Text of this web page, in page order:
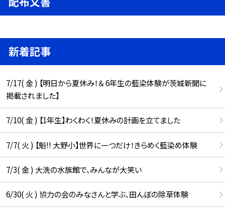
新着記事
7/17( 金 ) 【明日から夏休み！＆ 6年生の藍染体験が茨城新聞に
掲載されました】
7/10( 金 ) 【1年生】わくわく！夏休みの計画を立てました
7/7( 火 ) 【魁!! 大野小】世界に一つだけ！きらめく藍染め体験
7/3( 金 ) 大洗の水族館で、みんなが大笑い
6/30( 火 ) 協力の会のみなさんと学ぶ、田んぼの除草体験